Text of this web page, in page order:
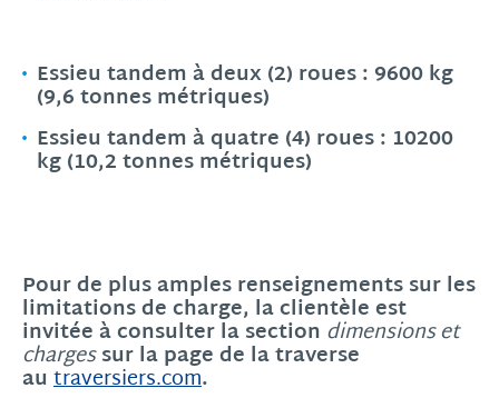
Essieu tandem à deux (2) roues : 9600 kg
(9,6 tonnes métriques)
Essieu tandem à quatre (4) roues : 10200
kg (10,2 tonnes métriques)
Pour de plus amples renseignements sur les
limitations de charge, la clientèle est
invitée à consulter la section dimensions et
chargessur la page de la traverse
au traversiers.com.